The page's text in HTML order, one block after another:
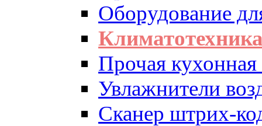
Оборудование
Прочая кухонная
Увлажнители
Сканер штрих-